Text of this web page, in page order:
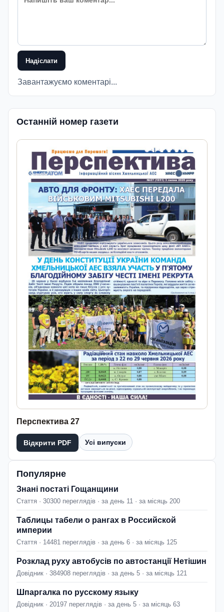
Надіслати
Завантажуємо коментарі...
Останній номер газети
Перспектива 27
Відкрити PDF Усі випуски
Популярне
Знані постаті Гощанщини
Стаття · 30300 переглядів · за день 11 · за місяць 200
Таблицы табели о рангах в Российской
империи
Стаття · 14481 переглядів · за день 6 · за місяць 125
Розклад руху автобусів по автостанції Нетішин
Довідник · 384908 переглядів · за день 5 · за місяць 121
Шпаргалка по русскому языку
Довідник · 20197 переглядів · за день 5 · за місяць 63